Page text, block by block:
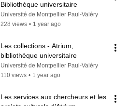
Bibliothèque universitaire
Université de Montpellier Paul-Valéry
228 views • 1 year ago
Les collections - Atrium,
bibliothèque universitaire
Université de Montpellier Paul-Valéry
110 views • 1 year ago
Les services aux chercheurs et les